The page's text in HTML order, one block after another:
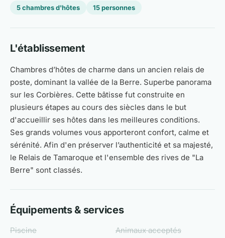
5 chambres d'hôtes 15 personnes
L'établissement
Chambres d’hôtes de charme dans un ancien relais de
poste, dominant la vallée de la Berre. Superbe panorama
sur les Corbières. Cette bâtisse fut construite en
plusieurs étapes au cours des siècles dans le but
d'accueillir ses hôtes dans les meilleures conditions.
Ses grands volumes vous apporteront confort, calme et
sérénité. Afin d'en préserver l’authenticité et sa majesté,
le Relais de Tamaroque et l'ensemble des rives de "La
Berre" sont classés.
Équipements & services
Piscine
Animaux acceptés